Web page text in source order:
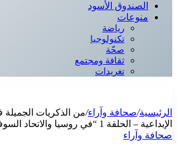
الصندوق الأسود
منوعات
رياضة
تكنولوجيا
صحّة
ثقافة ومجتمع
تغريدات
الرئيسية/صحافة وآراء/من الذكريات الجميلة
الإبداعية – الحلقة 1 “في روسيا والاتحاد السوفييتي”
صحافة وآراء